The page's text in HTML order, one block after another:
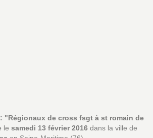
"Régionaux de cross fsgt à st romain de
le samedi 13 février 2016 dans la ville de